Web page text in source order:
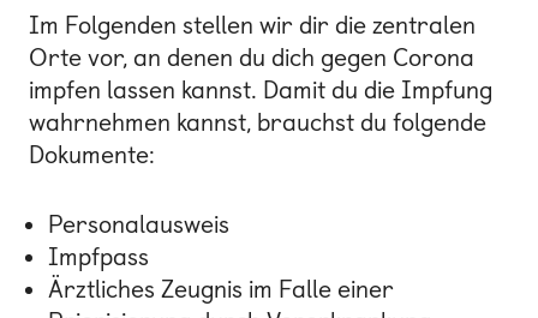
Im Folgenden stellen wir dir die zentralen
Orte vor, an denen du dich gegen Corona
impfen lassen kannst. Damit du die Impfung
wahrnehmen kannst, brauchst du folgende
Dokumente:
Personalausweis
Impfpass
Ärztliches Zeugnis im Falle einer